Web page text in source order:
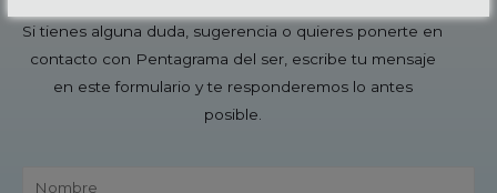
Si tienes alguna duda, sugerencia o quieres ponerte en
contacto con Pentagrama del ser, escribe tu mensaje
en este formulario y te responderemos lo antes
posible.